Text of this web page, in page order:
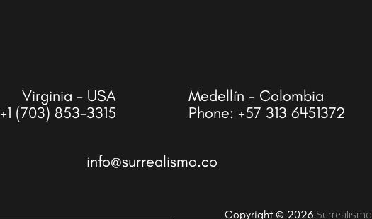
Virginia - USA
+1 (703) 853-3315
Medellín - Colombia
Phone: +57 313 6451372
info@surrealismo.co
Copyright © 2026 Surrealismo